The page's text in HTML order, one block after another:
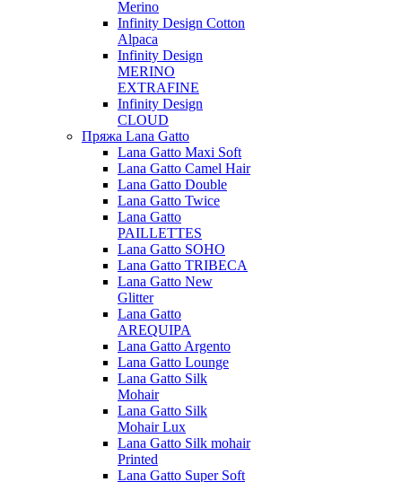
Merino
Infinity Design Cotton
Alpaca
Infinity Design
MERINO
EXTRAFINE
Infinity Design
CLOUD
Пряжа Lana Gatto
Lana Gatto Maxi Soft
Lana Gatto Camel Hair
Lana Gatto Double
Lana Gatto Twice
Lana Gatto
PAILLETTES
Lana Gatto SOHO
Lana Gatto TRIBECA
Lana Gatto New
Glitter
Lana Gatto
AREQUIPA
Lana Gatto Argento
Lana Gatto Lounge
Lana Gatto Silk
Mohair
Lana Gatto Silk
Mohair Lux
Lana Gatto Silk mohair
Printed
Lana Gatto Super Soft